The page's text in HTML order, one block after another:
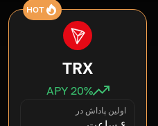
HOT
TRX
20% APY
اولین پاداش در